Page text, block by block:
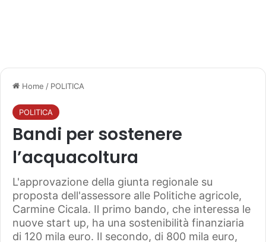
Home / POLITICA
POLITICA
Bandi per sostenere
l’acquacoltura
L'approvazione della giunta regionale su
proposta dell'assessore alle Politiche agricole,
Carmine Cicala. Il primo bando, che interessa le
nuove start up, ha una sostenibilità finanziaria
di 120 mila euro. Il secondo, di 800 mila euro,